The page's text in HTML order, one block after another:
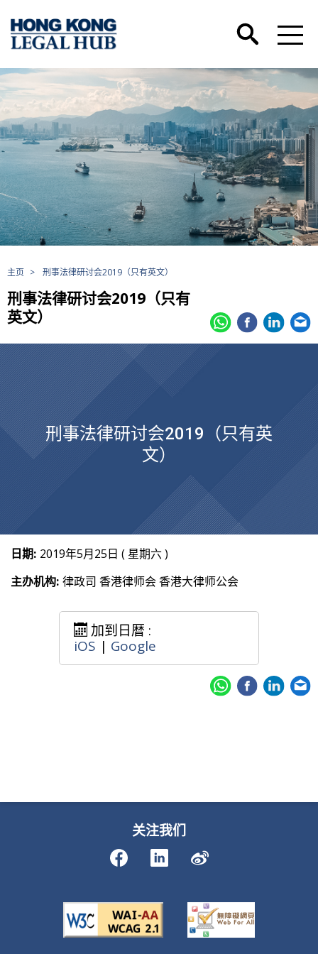
主页 > 刑事法律研讨会2019（只有英文）
刑事法律研讨会2019（只有
英文）
刑事法律研讨会2019（只有英
文）
日期: 2019年5月25日 ( 星期六 )
主办机构: 律政司 香港律师会 香港大律师公会
加到日暦 :
iOS | Google
关注我们